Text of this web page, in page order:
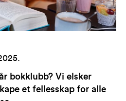
.
bokklubb? Vi elsker
et fellesskap for alle